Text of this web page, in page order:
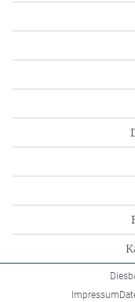
Impressum